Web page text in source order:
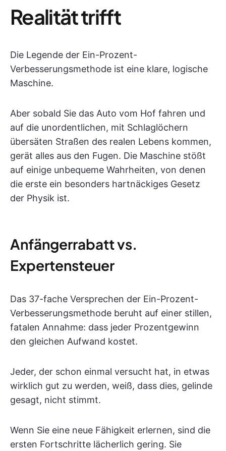
Realität trifft
Die Legende der Ein-Prozent-
Verbesserungsmethode ist eine klare, logische
Maschine.
Aber sobald Sie das Auto vom Hof fahren und
auf die unordentlichen, mit Schlaglöchern
übersäten Straßen des realen Lebens kommen,
gerät alles aus den Fugen. Die Maschine stößt
auf einige unbequeme Wahrheiten, von denen
die erste ein besonders hartnäckiges Gesetz
der Physik ist.
Anfängerrabatt vs.
Expertensteuer
Das 37-fache Versprechen der Ein-Prozent-
Verbesserungsmethode beruht auf einer stillen,
fatalen Annahme: dass jeder Prozentgewinn
den gleichen Aufwand kostet.
Jeder, der schon einmal versucht hat, in etwas
wirklich gut zu werden, weiß, dass dies, gelinde
gesagt, nicht stimmt.
Wenn Sie eine neue Fähigkeit erlernen, sind die
ersten Fortschritte lächerlich gering. Sie